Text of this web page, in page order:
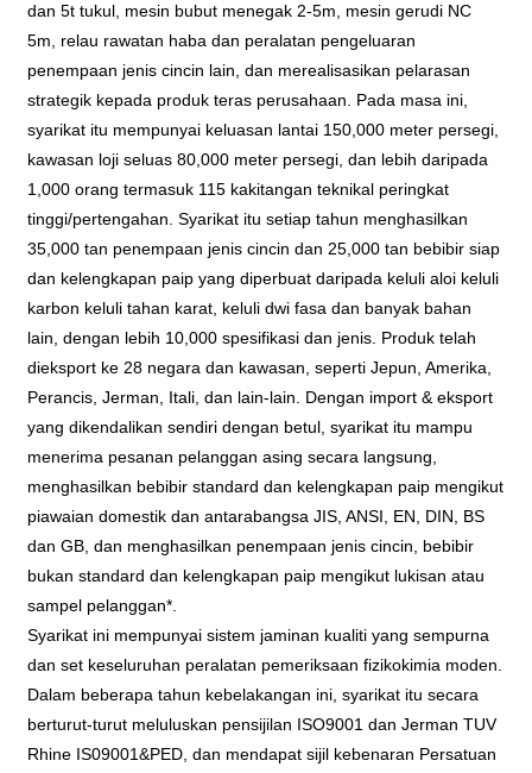
dan 5t tukul, mesin bubut menegak 2-5m, mesin gerudi NC
5m, relau rawatan haba dan peralatan pengeluaran
penempaan jenis cincin lain, dan merealisasikan pelarasan
strategik kepada produk teras perusahaan. Pada masa ini,
syarikat itu mempunyai keluasan lantai 150,000 meter persegi,
kawasan loji seluas 80,000 meter persegi, dan lebih daripada
1,000 orang termasuk 115 kakitangan teknikal peringkat
tinggi/pertengahan. Syarikat itu setiap tahun menghasilkan
35,000 tan penempaan jenis cincin dan 25,000 tan bebibir siap
dan kelengkapan paip yang diperbuat daripada keluli aloi keluli
karbon keluli tahan karat, keluli dwi fasa dan banyak bahan
lain, dengan lebih 10,000 spesifikasi dan jenis. Produk telah
dieksport ke 28 negara dan kawasan, seperti Jepun, Amerika,
Perancis, Jerman, Itali, dan lain-lain. Dengan import & eksport
yang dikendalikan sendiri dengan betul, syarikat itu mampu
menerima pesanan pelanggan asing secara langsung,
menghasilkan bebibir standard dan kelengkapan paip mengikut
piawaian domestik dan antarabangsa JIS, ANSI, EN, DIN, BS
dan GB, dan menghasilkan penempaan jenis cincin, bebibir
bukan standard dan kelengkapan paip mengikut lukisan atau
sampel pelanggan*.
Syarikat ini mempunyai sistem jaminan kualiti yang sempurna
dan set keseluruhan peralatan pemeriksaan fizikokimia moden.
Dalam beberapa tahun kebelakangan ini, syarikat itu secara
berturut-turut meluluskan pensijilan ISO9001 dan Jerman TUV
Rhine IS09001&PED, dan mendapat sijil kebenaran Persatuan